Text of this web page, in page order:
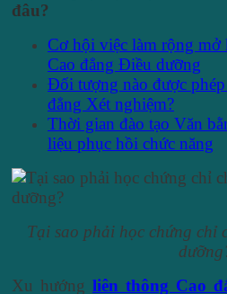
đâu?
Cơ hội việc làm rộng
Cao đẳng Điều dưỡng
Đối tượng nào được
đẳng Xét nghiệm?
Thời gian đào tạo Văn
liệu phục hồi chức năng
Tại sao phải học chứng chỉ
Xu hướng liên thông Cao